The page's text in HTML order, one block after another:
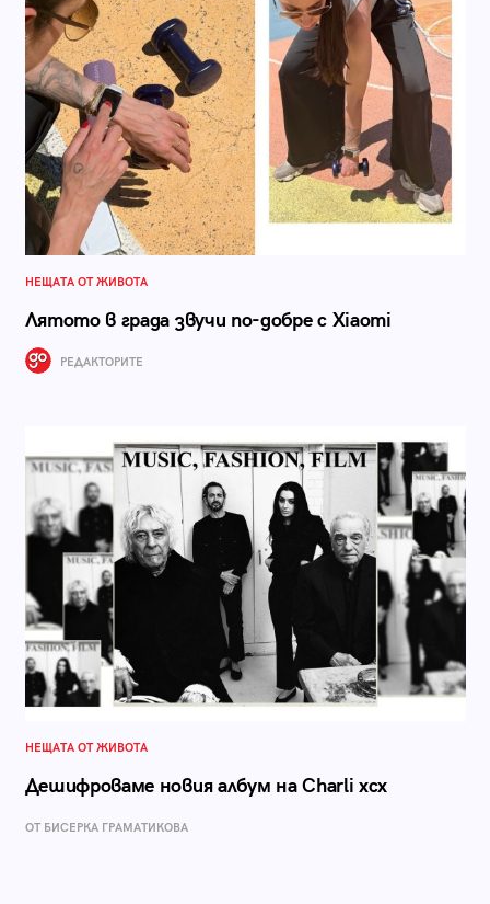
НЕЩАТА ОТ ЖИВОТА
Лятото в града звучи по-добре с Xiaomi
РЕДАКТОРИТЕ
НЕЩАТА ОТ ЖИВОТА
Дешифроваме новия албум на Charli xcx
ОТ БИСЕРКА ГРАМАТИКОВА